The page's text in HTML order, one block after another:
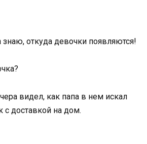
знаю, откуда девочки появляются!
видел, как папа в нем искал
с доставкой на дом.